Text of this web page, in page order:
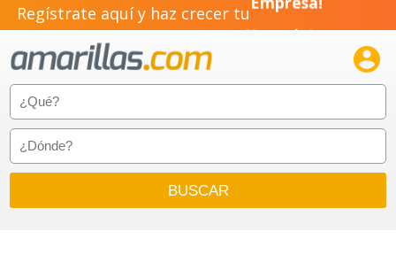
Regístrate aquí y haz crecer tuEmpresa!
